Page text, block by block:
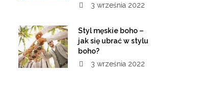
3 września 2022
Styl męskie boho –
jak się ubrać w stylu
boho?
3 września 2022